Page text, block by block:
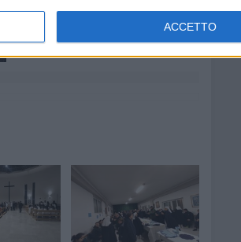
ACCETTO
Estate in sicurezza, come la vive
Corato? «Presidi prolungati fino
a mezzanotte»